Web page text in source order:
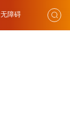
无障碍